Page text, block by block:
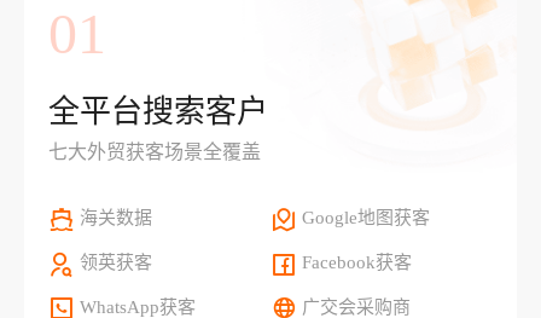
01
全平台搜索客户
七大外贸获客场景全覆盖
海关数据 Google地图获客
领英获客 Facebook获客
WhatsApp获客 广交会采购商